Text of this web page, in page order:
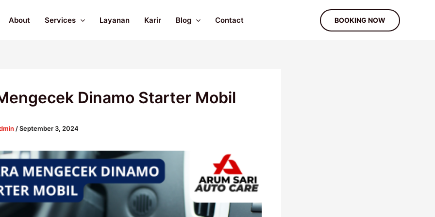
About Services Layanan Karir Blog Contact BOOKING NOW
Dinamo Starter Mobil
/September 3, 2024